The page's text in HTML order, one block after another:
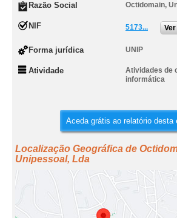
Razão Social Octidomain,
NIF 5173... Ver
Forma jurídica UNIP
Atividade
Atividades de
informática
Aceda grátis ao relatório desta
Localização Geográfica de
Unipessoal, Lda